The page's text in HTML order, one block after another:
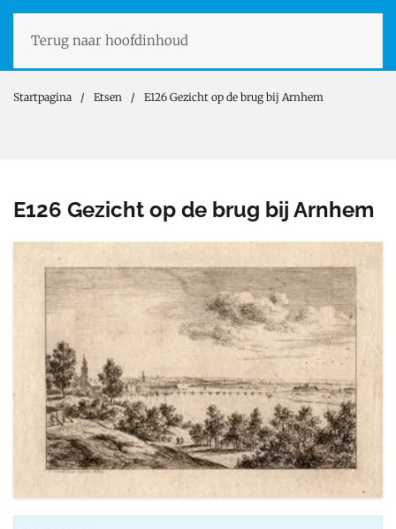
Terug naar hoofdinhoud
Startpagina Etsen E126 Gezicht op de brug bij Arnhem
E126 Gezicht op de brug bij Arnhem